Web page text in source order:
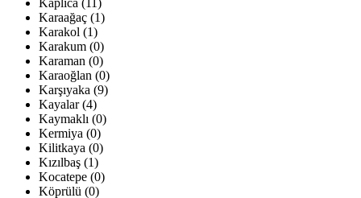
Kaplıca (11)
Karaağaç (1)
Karakol (1)
Karakum (0)
Karaman (0)
Karaoğlan (0)
Karşıyaka (9)
Kayalar (4)
Kaymaklı (0)
Kermiya (0)
Kilitkaya (0)
Kızılbaş (1)
Kocatepe (0)
Köprülü (0)